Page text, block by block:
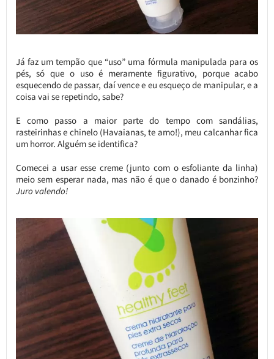
Já faz um tempão que “uso” uma fórmula manipulada para os
pés, só que o uso é meramente figurativo, porque acabo
esquecendo de passar, daí vence e eu esqueço de manipular, e a
coisa vai se repetindo, sabe?
E como passo a maior parte do tempo com sandálias,
rasteirinhas e chinelo (Havaianas, te amo!), meu calcanhar fica
um horror. Alguém se identifica?
Comecei a usar esse creme (junto com o esfoliante da linha)
meio sem esperar nada, mas não é que o danado é bonzinho?
Juro valendo!